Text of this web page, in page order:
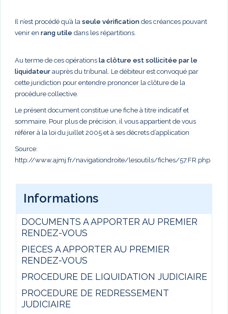
Il n’est procédé qu’à la seule vérification des créances pouvant
venir en rang utile dans les répartitions.
Au terme de ces opérations la clôture est sollicitée par le
liquidateur auprès du tribunal. Le débiteur est convoqué par
cette juridiction pour entendre prononcer la clôture de la
procédure collective.
Le présent document constitue une fiche à titre indicatif et
sommaire. Pour plus de précision, il vous appartient de vous
référer à la loi du juillet 2005 et à ses décrets d’application
Source:
http://www.ajmj.fr/navigationdroite/lesoutils/fiches/57.FR.php
Informations
DOCUMENTS A APPORTER AU PREMIER
RENDEZ-VOUS
PIECES A APPORTER AU PREMIER
RENDEZ-VOUS
PROCEDURE DE LIQUIDATION JUDICIAIRE
PROCEDURE DE REDRESSEMENT
JUDICIAIRE